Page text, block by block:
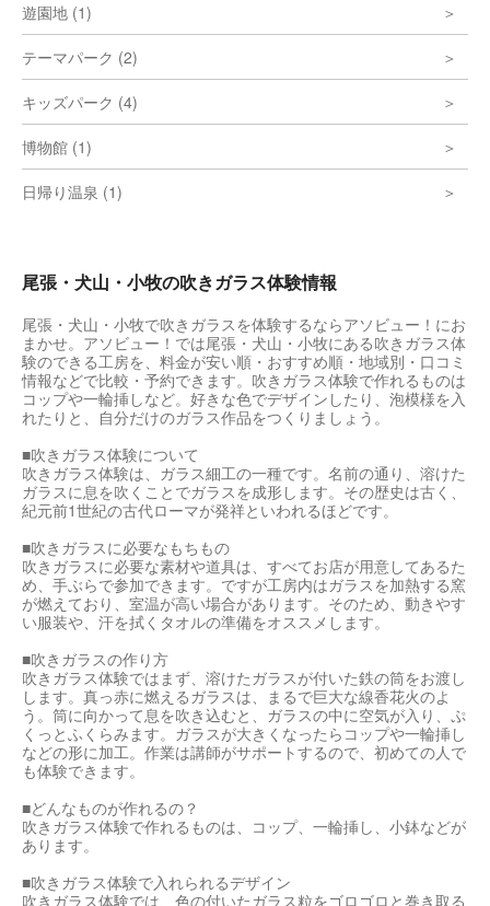
遊園地 (1)
テーマパーク (2)
キッズパーク (4)
博物館 (1)
日帰り温泉 (1)
尾張・犬山・小牧の吹きガラス体験情報
尾張・犬山・小牧で吹きガラスを体験するならアソビュー！にお
まかせ。アソビュー！では尾張・犬山・小牧にある吹きガラス体
験のできる工房を、料金が安い順・おすすめ順・地域別・口コミ
情報などで比較・予約できます。吹きガラス体験で作れるものは
コップや一輪挿しなど。好きな色でデザインしたり、泡模様を入
れたりと、自分だけのガラス作品をつくりましょう。
■吹きガラス体験について
吹きガラス体験は、ガラス細工の一種です。名前の通り、溶けた
ガラスに息を吹くことでガラスを成形します。その歴史は古く、
紀元前1世紀の古代ローマが発祥といわれるほどです。
■吹きガラスに必要なもちもの
吹きガラスに必要な素材や道具は、すべてお店が用意してあるた
め、手ぶらで参加できます。ですが工房内はガラスを加熱する窯
が燃えており、室温が高い場合があります。そのため、動きやす
い服装や、汗を拭くタオルの準備をオススメします。
■吹きガラスの作り方
吹きガラス体験ではまず、溶けたガラスが付いた鉄の筒をお渡し
します。真っ赤に燃えるガラスは、まるで巨大な線香花火のよ
う。筒に向かって息を吹き込むと、ガラスの中に空気が入り、ぷ
くっとふくらみます。ガラスが大きくなったらコップや一輪挿し
などの形に加工。作業は講師がサポートするので、初めての人で
も体験できます。
■どんなものが作れるの？
吹きガラス体験で作れるものは、コップ、一輪挿し、小鉢などが
あります。
■吹きガラス体験で入れられるデザイン
吹きガラス体験では、色の付いたガラス粒をゴロゴロと巻き取る